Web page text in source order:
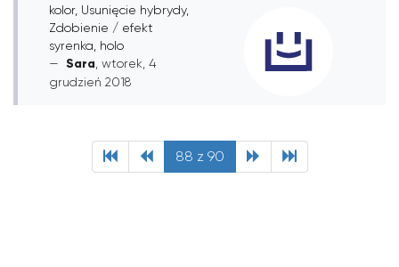
kolor, Usunięcie hybrydy,
Zdobienie / efekt
syrenka, holo
Sara , wtorek, 4
grudzień 2018
88 z 90